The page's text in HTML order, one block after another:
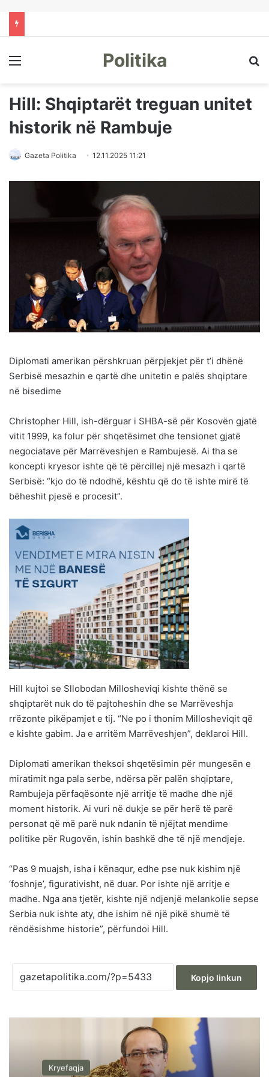
Menu Politika
Hill: Shqiptarët treguan unitet
historik në Rambuje
Gazeta Politika 12.11.2025 11:21
Diplomati amerikan përshkruan përpjekjet për t’i dhënë
Serbisë mesazhin e qartë dhe unitetin e palës shqiptare
në bisedime
Christopher Hill, ish-dërguar i SHBA-së për Kosovën gjatë
vitit 1999, ka folur për shqetësimet dhe tensionet gjatë
negociatave për Marrëveshjen e Rambujesë. Ai tha se
koncepti kryesor ishte që të përcillej një mesazh i qartë
Serbisë: “kjo do të ndodhë, kështu që do të ishte mirë të
bëheshit pjesë e procesit”.
Hill kujtoi se Sllobodan Millosheviqi kishte thënë se
shqiptarët nuk do të pajtoheshin dhe se Marrëveshja
rrëzonte pikëpamjet e tij. “Ne po i thonim Millosheviqit që
e kishte gabim. Ja e arritëm Marrëveshjen”, deklaroi Hill.
Diplomati amerikan theksoi shqetësimin për mungesën e
miratimit nga pala serbe, ndërsa për palën shqiptare,
Rambujeja përfaqësonte një arritje të madhe dhe një
moment historik. Ai vuri në dukje se për herë të parë
personat që më parë nuk ndanin të njëjtat mendime
politike për Rugovën, ishin bashkë dhe të një mendjeje.
“Pas 9 muajsh, isha i kënaqur, edhe pse nuk kishim një
‘foshnje’, figurativisht, në duar. Por ishte një arritje e
madhe. Nga ana tjetër, kishte një ndjenjë melankolie sepse
Serbia nuk ishte aty, dhe ishim në një pikë shumë të
rëndësishme historie”, përfundoi Hill.
Kopjo linkun
Kryefaqja